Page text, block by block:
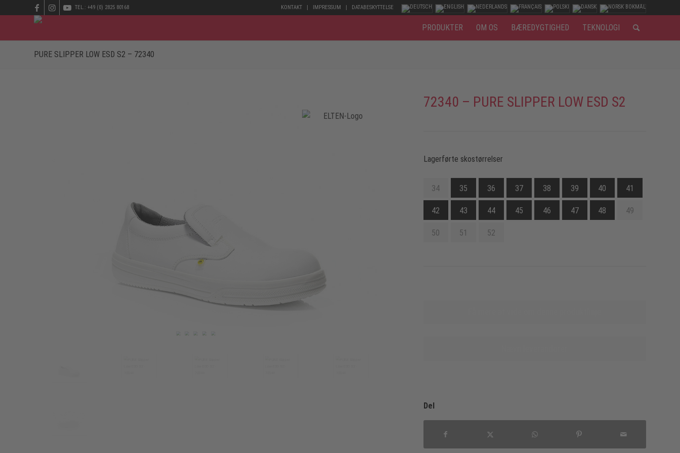
KONTAKT IMPRESSUM DATABESKYTTELSE
TEL.: +49 (0) 2825 80168
PRODUKTER OM OS BÆREDYGTIGHED TEKNOLOGI
PURE SLIPPER LOW ESD S2 – 72340
72340 – PURE SLIPPER LOW ESD S2
Lagerførte skostørrelser
34 35 36 37 38 39 40 41
42 43 44 45 46 47 48 49
50 51 52
Del